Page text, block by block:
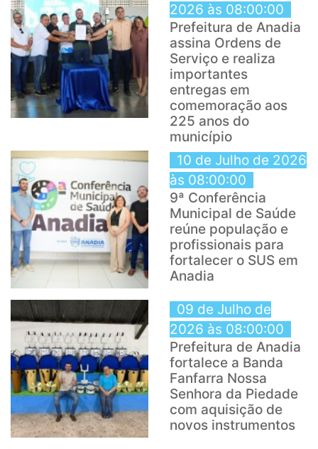
2026 às 08:00:00
Prefeitura de Anadia
assina Ordens de
Serviço e realiza
importantes
entregas em
comemoração aos
225 anos do
município
10 de Julho de 2026
às 08:00:00
9ª Conferência
Municipal de Saúde
reúne população e
profissionais para
fortalecer o SUS em
Anadia
09 de Julho de
2026 às 08:00:00
Prefeitura de Anadia
fortalece a Banda
Fanfarra Nossa
Senhora da Piedade
com aquisição de
novos instrumentos